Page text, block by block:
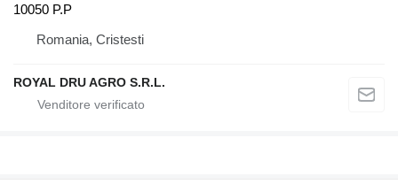
10050 P.P
Romania, Cristesti
ROYAL DRU AGRO S.R.L.